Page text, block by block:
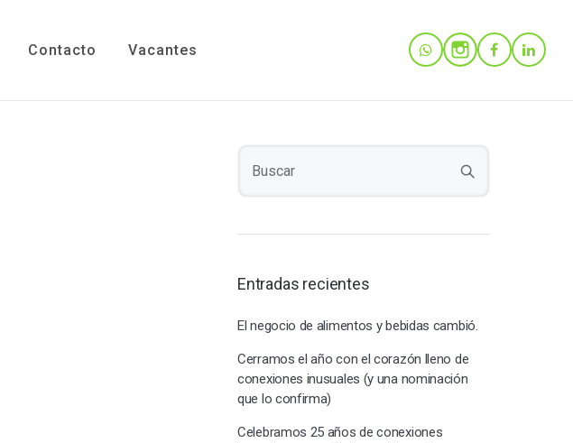
Contacto Vacantes
Entradas recientes
El negocio de alimentos y bebidas cambió.
Cerramos el año con el corazón lleno de
conexiones inusuales (y una nominación
que lo confirma)
Celebramos 25 años de conexiones